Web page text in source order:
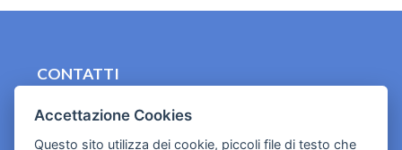
CONTATTI
Cookies e informativa privacy
Accettazione Cookies
Questo sito utilizza dei cookie, piccoli file di testo che